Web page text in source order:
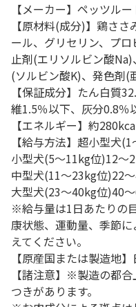
【メーカー】ペッツルー
【原材料(成分)】鶏さ
ール、グリセリン、プ
止剤(エリソルビン酸
(ソルビン酸K)、発色剤(
【保証成分】たん白質
維1.5％以下、灰分0.8％
【エネルギー】約
【給与方法】超小型犬
小型犬(5～11kg位)12～
中型犬(11～23kg位)22
大型犬(23～40kg位)40
※給与量は1日あたりの
康状態、運動量、季節
えてください。
【原産国または製造地
【諸注意】※製造の都
つきがあります。